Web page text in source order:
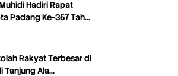
Hadiri Rapat
Padang Ke-357 Tah…
Rakyat Terbesar di
Tanjung Ala…